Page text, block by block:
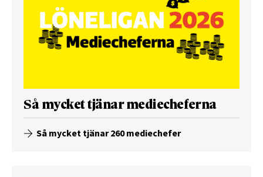
Så mycket tjänar mediecheferna
Så mycket tjänar 260 mediechefer